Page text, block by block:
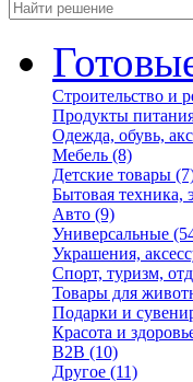
Строительство и
Продукты
Одежда, обувь,
Мебель (8)
Детские товары
Бытовая техника,
Авто (9)
Универсальные
Украшения,
Спорт, туризм,
Товары для
Подарки и
Красота и
B2B (10)
Другое (11)